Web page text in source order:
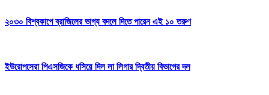
২০৩০ বিশ্বকাপে ব্রাজিলের ভাগ্য বদলে দিতে পারেন এই ১০ তরুণ
ইউরোপসেরা পিএসজিকে ধসিয়ে দিল লা লিগার দ্বিতীয় বিভাগের দল